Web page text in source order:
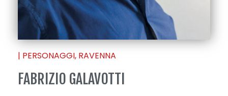
| PERSONAGGI, RAVENNA
FABRIZIO GALAVOTTI